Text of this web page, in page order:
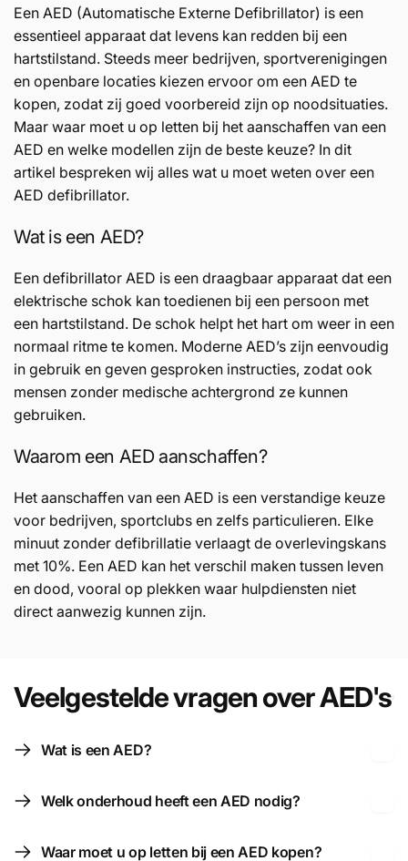
Een AED (Automatische Externe Defibrillator) is een
essentieel apparaat dat levens kan redden bij een
hartstilstand. Steeds meer bedrijven, sportverenigingen
en openbare locaties kiezen ervoor om een AED te
kopen, zodat zij goed voorbereid zijn op noodsituaties.
Maar waar moet u op letten bij het aanschaffen van een
AED en welke modellen zijn de beste keuze? In dit
artikel bespreken wij alles wat u moet weten over een
AED defibrillator.
Wat is een AED?
Een defibrillator AED is een draagbaar apparaat dat een
elektrische schok kan toedienen bij een persoon met
een hartstilstand. De schok helpt het hart om weer in een
normaal ritme te komen. Moderne AED’s zijn eenvoudig
in gebruik en geven gesproken instructies, zodat ook
mensen zonder medische achtergrond ze kunnen
gebruiken.
Waarom een AED aanschaffen?
Het aanschaffen van een AED is een verstandige keuze
voor bedrijven, sportclubs en zelfs particulieren. Elke
minuut zonder defibrillatie verlaagt de overlevingskans
met 10%. Een AED kan het verschil maken tussen leven
en dood, vooral op plekken waar hulpdiensten niet
direct aanwezig kunnen zijn.
Veelgestelde vragen over AED's
Wat is een AED?
Welk onderhoud heeft een AED nodig?
Waar moet u op letten bij een AED kopen?